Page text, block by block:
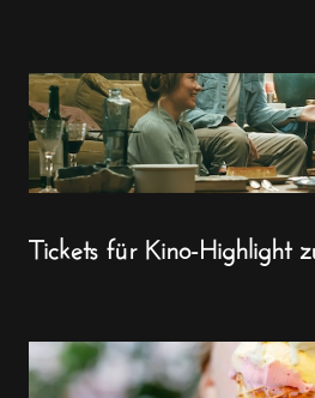
Tickets für Kino-Highlight